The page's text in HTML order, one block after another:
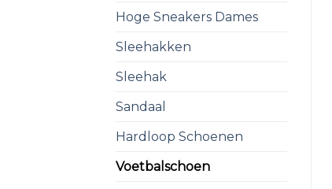
Hoge Sneakers Dames
Sleehakken
Sleehak
Sandaal
Hardloop Schoenen
Voetbalschoen